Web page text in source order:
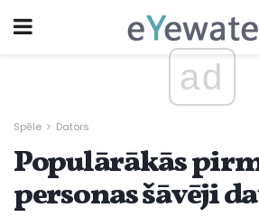
ad
Spēle Dators
Populārākās
personas šāvēji